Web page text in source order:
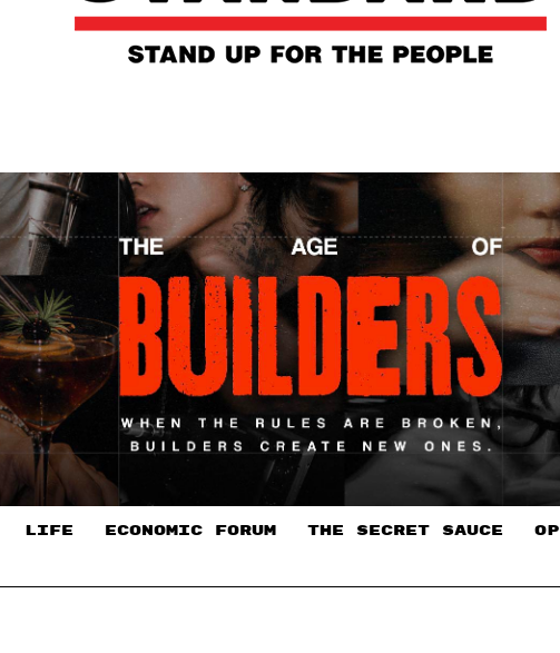
LIFE ECONOMIC FORUM THE SECRET SAUCE​